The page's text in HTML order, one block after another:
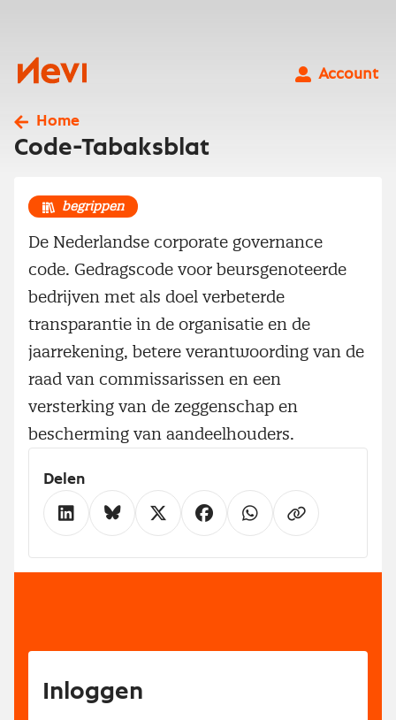
Nevi
Account
Home
Code-Tabaksblat
begrippen
De Nederlandse corporate governance
code. Gedragscode voor beurs­genoteerde
bedrijven met als doel verbeterde
transparantie in de organisatie en de
jaarrekening, betere verantwoording van de
raad van commissarissen en een
versterking van de zeggenschap en
bescherming van aandeelhouders.
Delen
Inloggen